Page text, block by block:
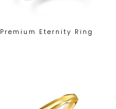
Premium Eternity Ring